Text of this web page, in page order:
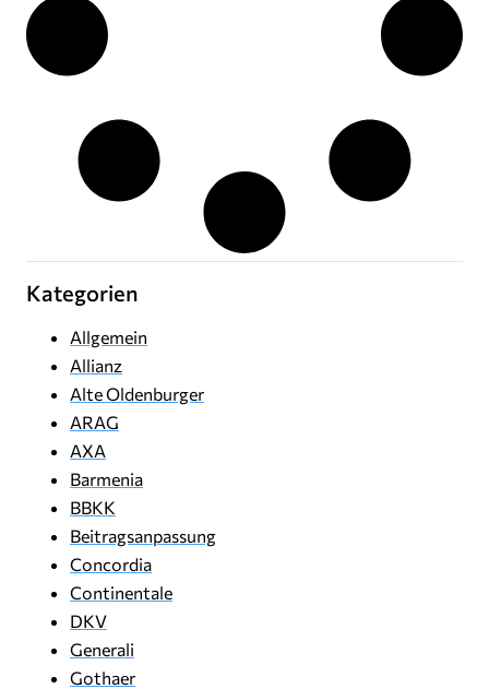
Kategorien
Allgemein
Allianz
Alte Oldenburger
ARAG
AXA
Barmenia
BBKK
Beitragsanpassung
Concordia
Continentale
DKV
Generali
Gothaer